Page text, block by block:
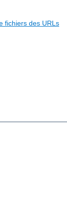
fichiers des URLs